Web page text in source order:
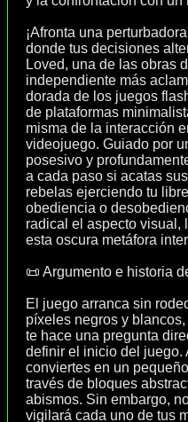
¡Afronta una
donde tus decisiones
Loved, una de las obras
independiente más
dorada de los juegos
de plataformas
misma de la interacción
videojuego. Guiado por
posesivo y
a cada paso si acatas
rebelas ejerciendo tu
obediencia o
radical el aspecto visual,
esta oscura metáfora
📜 Argumento e historia
El juego arranca sin
píxeles negros y
te hace una pregunta
definir el inicio del juego.
conviertes en un
través de bloques
abismos. Sin embargo,
vigilará cada uno de tus